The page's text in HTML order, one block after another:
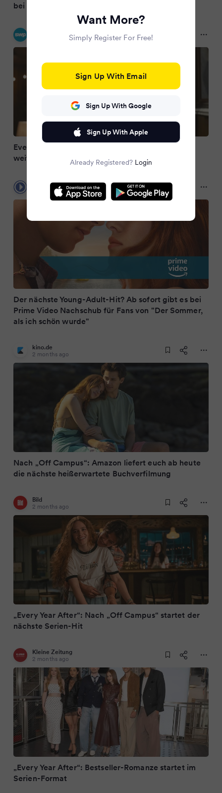
bei Prime Video
2 months ago
Every Year After Staffel 2: Geht die Serie noch
weiter?
Filmstarts
2 months ago
Der nächste Young-Adult-Hit? Ab sofort gibt es bei
Prime Video Nachschub für Fans von "Der Sommer,
als ich schön wurde"
kino.de
2 months ago
Nach „Off Campus“: Amazon liefert euch ab heute
die nächste heißerwartete Buchverfilmung
Bild
2 months ago
„Every Year After“: Nach „Off Campus“ startet der
nächste Serien-Hit
Kleine Zeitung
2 months ago
„Every Year After“: Bestseller-Romanze startet im
Serien-Format
Want More?
Simply Register For Free!
Sign Up With Email
Sign Up With Google
Sign Up With Apple
Already Registered? Login